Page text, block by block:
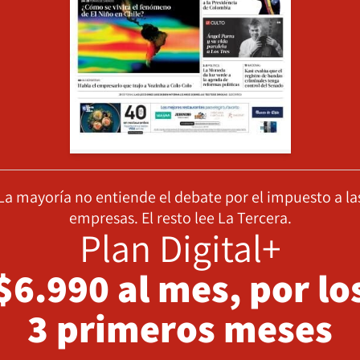
mayoría no entiende el debate por el impuesto a
empresas. El resto lee La Tercera.
Plan Digital+
al mes, por
3 primeros meses